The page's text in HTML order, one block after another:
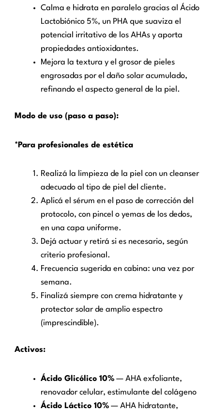
Calma e hidrata en paralelo gracias al Ácido
Lactobiónico 5%, un PHA que suaviza el
potencial irritativo de los AHAs y aporta
propiedades antioxidantes.
Mejora la textura y el grosor de pieles
engrosadas por el daño solar acumulado,
refinando el aspecto general de la piel.
Modo de uso (paso a paso):
*Para profesionales de estética
Realizá la limpieza de la piel con un cleanser
adecuado al tipo de piel del cliente.
Aplicá el sérum en el paso de corrección del
protocolo, con pincel o yemas de los dedos,
en una capa uniforme.
Dejá actuar y retirá si es necesario, según
criterio profesional.
Frecuencia sugerida en cabina: una vez por
semana.
Finalizá siempre con crema hidratante y
protector solar de amplio espectro
(imprescindible).
Activos:
Ácido Glicólico 10% — AHA exfoliante,
renovador celular, estimulante del colágeno
Ácido Láctico 10% — AHA hidratante,